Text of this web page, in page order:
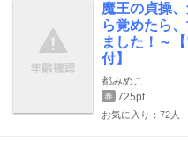
魔王の貞操
ら覚めたら
ました！～
付】
都みめこ
巻 725pt
お気に入り：72人